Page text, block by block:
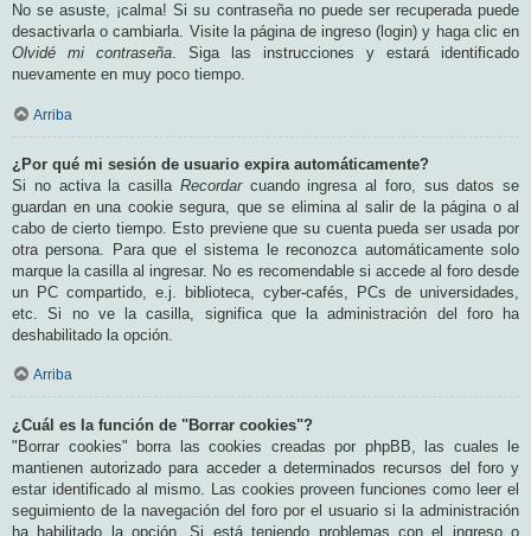
No se asuste, ¡calma! Si su contraseña no puede ser recuperada puede
desactivarla o cambiarla. Visite la página de ingreso (login) y haga clic en
Olvidé mi contraseña. Siga las instrucciones y estará identificado
nuevamente en muy poco tiempo.
Arriba
¿Por qué mi sesión de usuario expira automáticamente?
Si no activa la casilla Recordarcuando ingresa al foro, sus datos se
guardan en una cookie segura, que se elimina al salir de la página o al
cabo de cierto tiempo. Esto previene que su cuenta pueda ser usada por
otra persona. Para que el sistema le reconozca automáticamente solo
marque la casilla al ingresar. No es recomendable si accede al foro desde
un PC compartido, e.j. biblioteca, cyber-cafés, PCs de universidades,
etc. Si no ve la casilla, significa que la administración del foro ha
deshabilitado la opción.
Arriba
¿Cuál es la función de "Borrar cookies"?
"Borrar cookies" borra las cookies creadas por phpBB, las cuales le
mantienen autorizado para acceder a determinados recursos del foro y
estar identificado al mismo. Las cookies proveen funciones como leer el
seguimiento de la navegación del foro por el usuario si la administración
ha habilitado la opción. Si está teniendo problemas con el ingreso o